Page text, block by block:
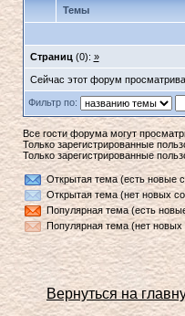
Темы
Страниц (0): »
Сейчас этот форум
Фильтр по:
Все гости форума могут
Только зарегистрированные
Только зарегистрированные
Открытая тема (есть новые
Открытая тема (нет новых
Популярная тема (есть
Популярная тема (нет новых
Вернуться на